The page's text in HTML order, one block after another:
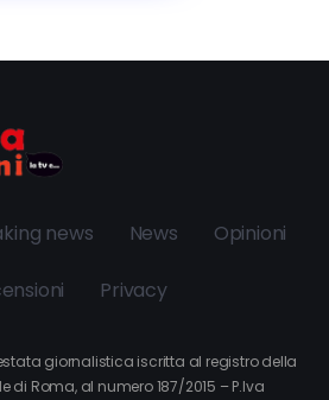
news News Opinioni
Privacy
giornalistica iscritta al registro della
di Roma, al numero 187/2015 – P.Iva